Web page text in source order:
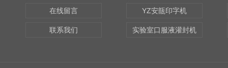
在线留言
联系我们
YZ安瓿印字机
实验室口服液灌封机